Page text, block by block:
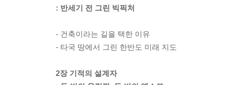
: 반세기 전 그린 빅픽처
- 건축이라는 길을 택한 이유
- 타국 땅에서 그린 한반도 미래 지도
2장 기적의 설계자